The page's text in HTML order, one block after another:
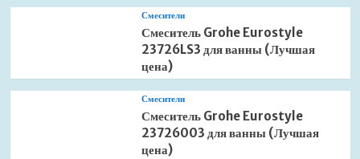
Смесители
Смеситель Grohe Eurostyle
23726LS3 для ванны (Лучшая
цена)
Смесители
Смеситель Grohe Eurostyle
23726003 для ванны (Лучшая
цена)